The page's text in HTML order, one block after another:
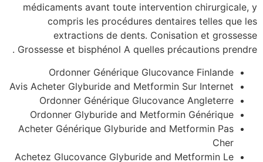
médicaments avant toute intervention chirurgicale, y
compris les procédures dentaires telles que les
extractions de dents. Conisation et grossesse
Grossesse et bisphénol A quelles précautions prendre .
Ordonner Générique Glucovance Finlande
Avis Acheter Glyburide and Metformin Sur Internet
Ordonner Générique Glucovance Angleterre
Ordonner Glyburide and Metformin Générique
Acheter Générique Glyburide and Metformin Pas
Cher
Achetez Glucovance Glyburide and Metformin Le